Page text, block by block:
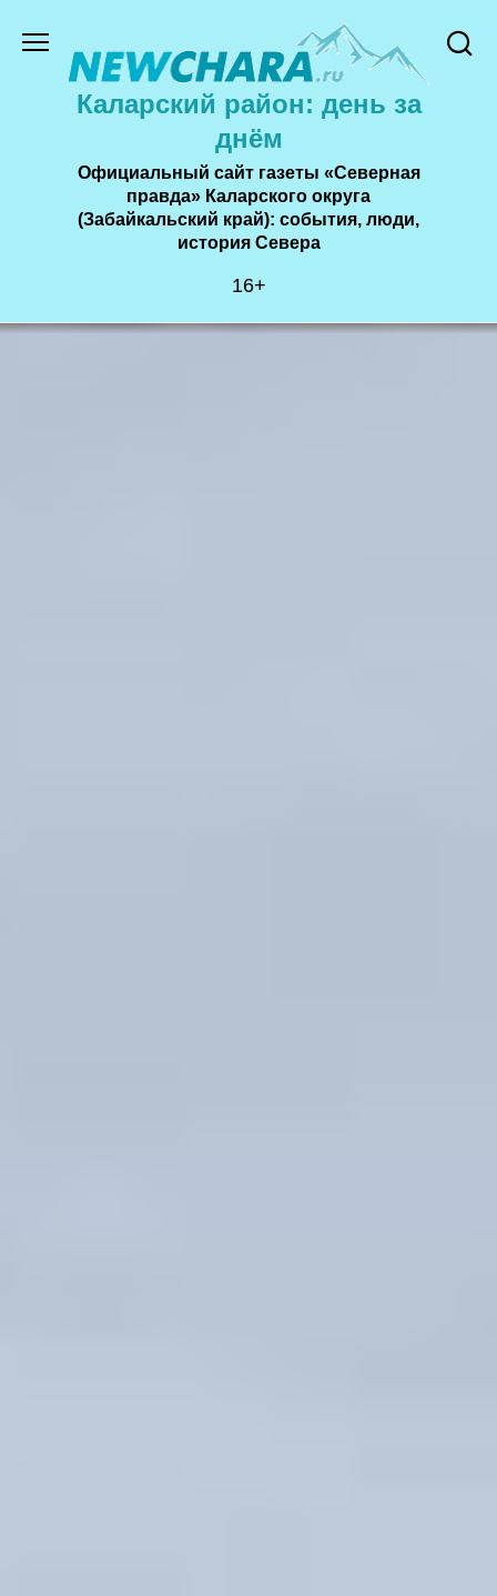
содержанию
Каларский район: день за
днём
Официальный сайт газеты «Северная
правда» Каларского округа
(Забайкальский край): события, люди,
история Cевера
16+